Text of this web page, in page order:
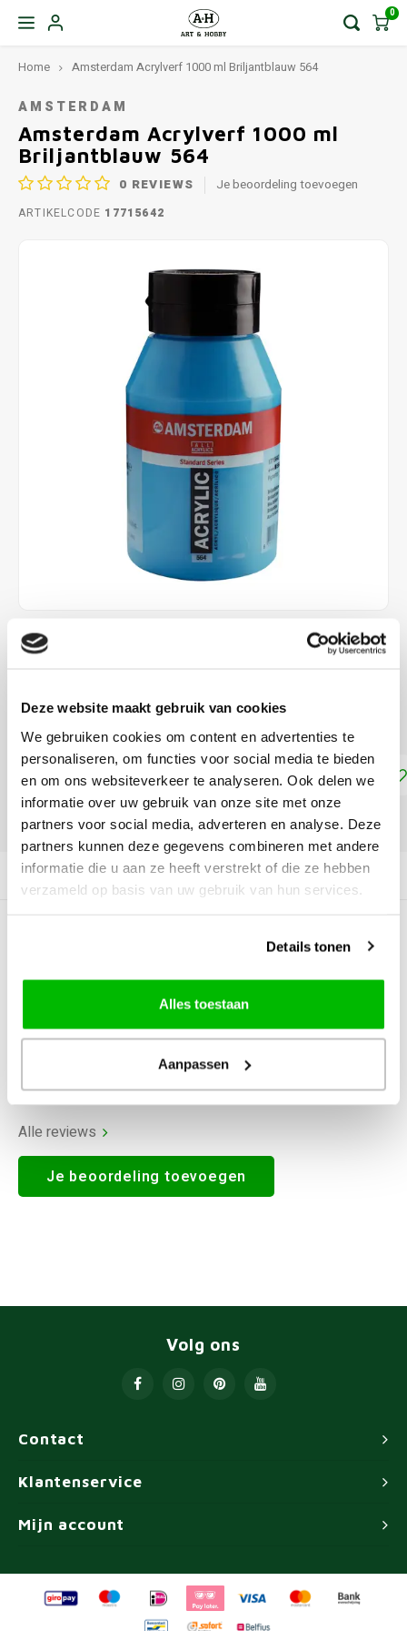
Deze website maakt gebruik van cookies
We gebruiken cookies om content en advertenties te
personaliseren, om functies voor social media te bieden
en om ons websiteverkeer te analyseren. Ook delen we
informatie over uw gebruik van onze site met onze
partners voor social media, adverteren en analyse. Deze
partners kunnen deze gegevens combineren met andere
informatie die u aan ze heeft verstrekt of die ze hebben
verzameld op basis van uw gebruik van hun services.
Details tonen
Alles toestaan
Aanpassen
0
Home Amsterdam Acrylverf 1000 ml Briljantblauw 564
AMSTERDAM
Amsterdam Acrylverf 1000 ml
Briljantblauw 564
0 REVIEWS Je beoordeling toevoegen
ARTIKELCODE 17715642
€34,70
Lees meer
Toevoegen aan winkelwagen
DELEN:
Productomschrijving
0Reviews
Alle reviews
Je beoordeling toevoegen
Contact
Volg ons
Klantenservice
Mijn account